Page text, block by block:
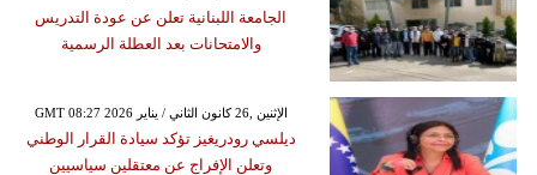
الجامعة اللبنانية تعلن عن عودة التدريس
والامتحانات بعد العطلة الرسمية
GMT 08:27 2026 الإثنين ,26 كانون الثاني / يناير
ديلسي رودريغيز تؤكد سيادة القرار الوطني
وتعلن الإفراج عن معتقلين سياسيين